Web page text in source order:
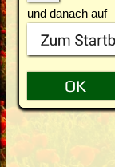
und danach auf